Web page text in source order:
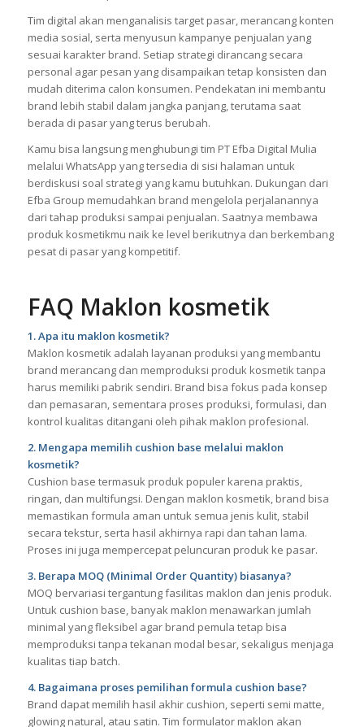
penjualan, dan digital marketing untuk membantu brand
tumbuh lebih cepat.
Tim digital akan menganalisis target pasar, merancang konten
media sosial, serta menyusun kampanye penjualan yang
sesuai karakter brand. Setiap strategi dirancang secara
personal agar pesan yang disampaikan tetap konsisten dan
brand lebih stabil dalam jangka panjang, terutama saat
berada di pasar yang terus berubah.
Kamu bisa langsung menghubungi tim PT Efba Digital Mulia
melalui WhatsApp yang tersedia di sisi halaman untuk
berdiskusi soal strategi yang kamu butuhkan. Dukungan dari
Efba Group memudahkan brand mengelola perjalanannya
pesat di pasar yang kompetitif.
FAQ Maklon kosmetik
1. Apa itu maklon kosmetik?
Maklon kosmetik adalah layanan produksi yang membantu
brand merancang dan memproduksi produk kosmetik tanpa
dan pemasaran, sementara proses produksi, formulasi, dan
kontrol kualitas ditangani oleh pihak maklon profesional.
2. Mengapa memilih cushion base melalui maklon
kosmetik?
Cushion base termasuk produk populer karena praktis,
ringan, dan multifungsi. Dengan maklon kosmetik, brand bisa
secara tekstur, serta hasil akhirnya rapi dan tahan lama.
Proses ini juga mempercepat peluncuran produk ke pasar.
3. Berapa MOQ (Minimal Order Quantity) biasanya?
MOQ bervariasi tergantung fasilitas maklon dan jenis produk.
Untuk cushion base, banyak maklon menawarkan jumlah
memproduksi tanpa tekanan modal besar, sekaligus menjaga
kualitas tiap batch.